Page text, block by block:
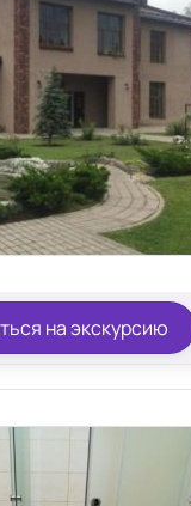
на экскурсию